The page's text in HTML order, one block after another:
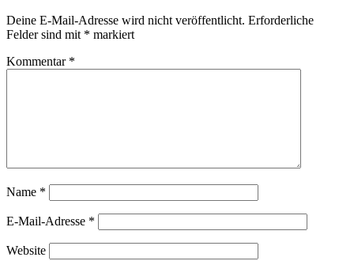
Deine E-Mail-Adresse wird nicht veröffentlicht. Erforderliche
Felder sind mit * markiert
Kommentar *
Name *
E-Mail-Adresse *
Website